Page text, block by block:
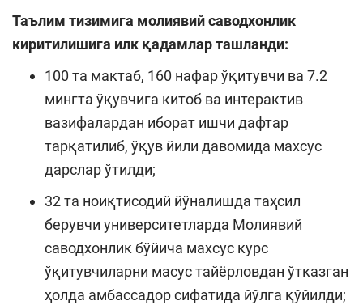
Таълим тизимига молиявий саводхонлик
киритилишига илк қадамлар ташланди:
100 та мактаб, 160 нафар ўқитувчи ва 7.2
мингта ўқувчига китоб ва интерактив
вазифалардан иборат ишчи дафтар
тарқатилиб, ўқув йили давомида махсус
дарслар ўтилди;
32 та ноиқтисодий йўналишда таҳсил
берувчи университетларда Молиявий
саводхонлик бўйича махсус курс
ўқитувчиларни масус тайёрловдан ўтказган
ҳолда амбассадор сифатида йўлга қўйилди;